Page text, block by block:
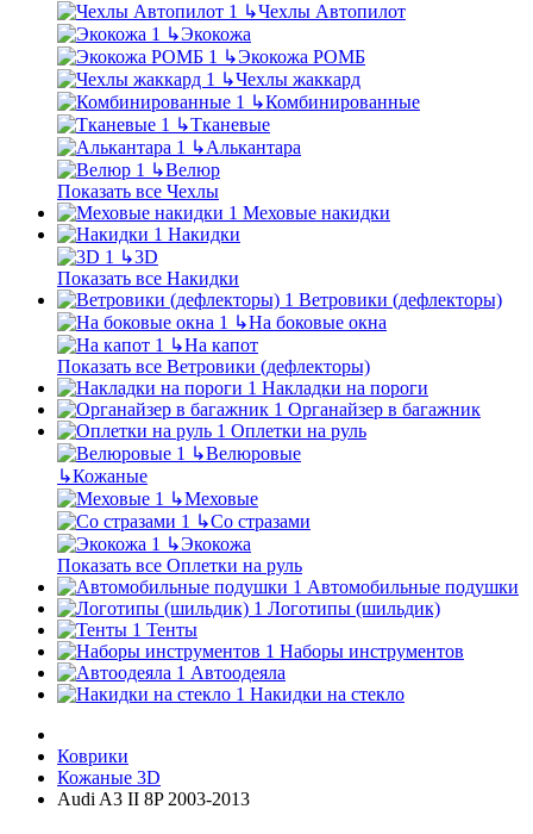
↳Чехлы Автопилот
↳Экокожа
↳Экокожа РОМБ
↳Чехлы жаккард
↳Комбинированные
↳Тканевые
↳Алькантара
↳Велюр
Показать все Чехлы
Меховые накидки
Накидки
↳3D
Показать все Накидки
Ветровики (дефлекторы)
↳На боковые окна
↳На капот
Показать все Ветровики (дефлекторы)
Накладки на пороги
Органайзер в багажник
Оплетки на руль
↳Велюровые
↳Кожаные
↳Меховые
↳Со стразами
↳Экокожа
Показать все Оплетки на руль
Автомобильные подушки
Логотипы (шильдик)
Тенты
Наборы инструментов
Автоодеяла
Накидки на стекло
Коврики
Кожаные 3D
Audi A3 II 8P 2003-2013